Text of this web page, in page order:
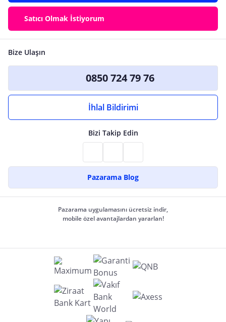
Satıcı Olmak İstiyorum
Bize Ulaşın
0850 724 79 76
İhlal Bildirimi
Bizi Takip Edin
Pazarama Blog
Pazarama uygulamasını ücretsiz indir,
mobile özel avantajlardan yararlan!